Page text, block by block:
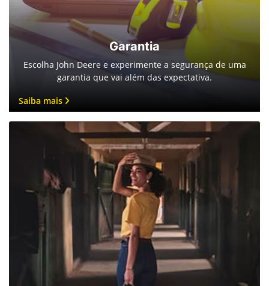
Garantia
Escolha John Deere e experimente a segurança de uma
garantia que vai além das expectativa.
Saiba mais